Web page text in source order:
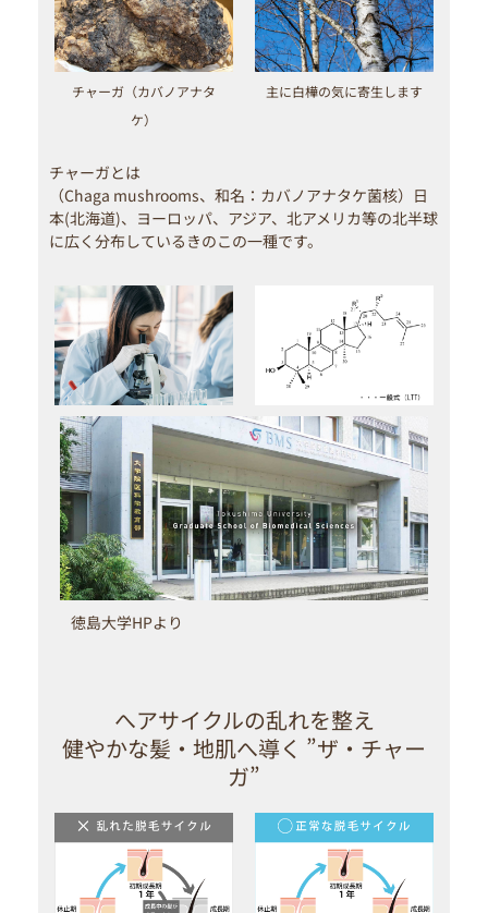
チャーガ（カバノアナタ
ケ）
主に白樺の気に寄生します
チャーガとは
（Chaga mushrooms、和名：カバノアナタケ菌核）日
本(北海道)、ヨーロッパ、アジア、北アメリカ等の北半球
に広く分布しているきのこの一種です。
徳島大学HPより
へアサイクルの乱れを整え
健やかな髪・地肌へ導く ”ザ・チャー
ガ”